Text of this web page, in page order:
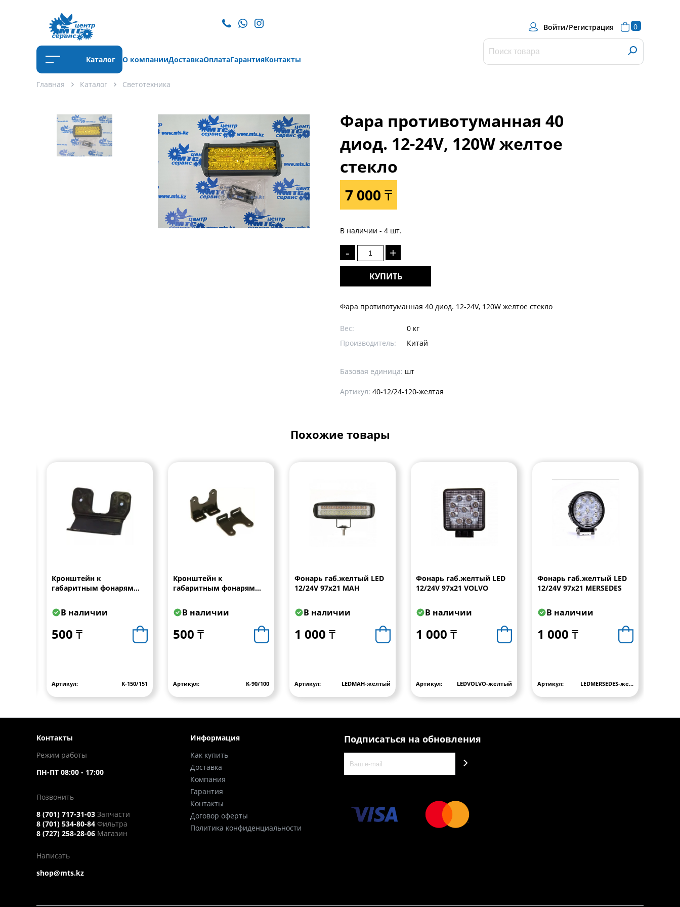
Войти/Регистрация 0
Каталог О компанииДоставкаОплатаГарантияКонтакты
Главная Каталог Светотехника
Фара противотуманная 40
диод. 12-24V, 120W желтое
стекло
7 000 ₸
В наличии - 4 шт.
- +
КУПИТЬ
Фара противотуманная 40 диод. 12-24V, 120W желтое стекло
Вес:
0 кг
Производитель:
Китай
Базовая единица: шт
Артикул: 40-12/24-120-желтая
Похожие товары
Кронштейн к
габаритным фонарям
В наличии
500 ₸
Артикул: К-150/151
Кронштейн к
габаритным фонарям
В наличии
500 ₸
Артикул: К-90/100
Фонарь габ.желтый LED
12/24V 97х21 MAH
В наличии
1 000 ₸
Артикул: LEDMAH-желтый
Фонарь габ.желтый LED
12/24V 97х21 VOLVO
В наличии
1 000 ₸
Артикул: LEDVOLVO-желтый
Фонарь габ.желтый LED
12/24V 97х21 MERSEDES
В наличии
1 000 ₸
Артикул: LEDMERSEDES-же...
Контакты
Режим работы
ПН-ПТ 08:00 - 17:00
Позвонить
8 (701) 717-31-03 Запчасти
8 (701) 534-80-84 Фильтра
8 (727) 258-28-06 Магазин
Написать
shop@mts.kz
Информация
Как купить
Доставка
Компания
Гарантия
Контакты
Договор оферты
Политика конфиденциальности
Подписаться на обновления